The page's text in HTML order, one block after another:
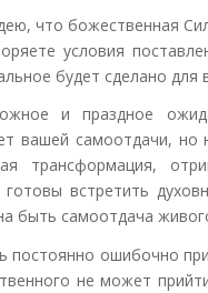
что божественная
условия
будет сделано для
и праздное
вашей самоотдачи,
трансформация,
встретить
быть самоотдача
постоянно ошибочно
не может